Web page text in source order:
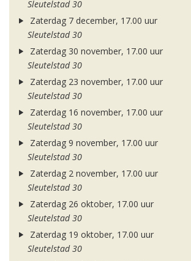
Sleutelstad 30
Zaterdag 7 december, 17.00 uur
Sleutelstad 30
Zaterdag 30 november, 17.00 uur
Sleutelstad 30
Zaterdag 23 november, 17.00 uur
Sleutelstad 30
Zaterdag 16 november, 17.00 uur
Sleutelstad 30
Zaterdag 9 november, 17.00 uur
Sleutelstad 30
Zaterdag 2 november, 17.00 uur
Sleutelstad 30
Zaterdag 26 oktober, 17.00 uur
Sleutelstad 30
Zaterdag 19 oktober, 17.00 uur
Sleutelstad 30